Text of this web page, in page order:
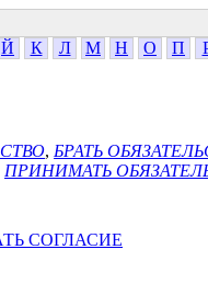
Й К Л М Н О П
, БРАТЬ
ПРИНИМАТЬ
СОГЛАСИЕ